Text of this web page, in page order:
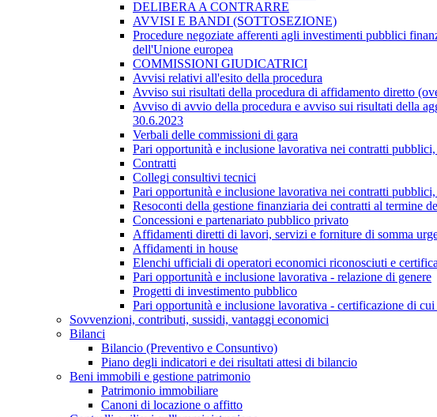
DELIBERA A CONTRARRE
AVVISI E BANDI (SOTTOSEZIONE)
Procedure negoziate afferenti agli investimenti pubblici
dell'Unione europea
COMMISSIONI GIUDICATRICI
Avvisi relativi all'esito della procedura
Avviso sui risultati della procedura di affidamento diretto
Avviso di avvio della procedura e avviso sui risultati della
30.6.2023
Verbali delle commissioni di gara
Pari opportunità e inclusione lavorativa nei contratti
Contratti
Collegi consultivi tecnici
Pari opportunità e inclusione lavorativa nei contratti
Resoconti della gestione finanziaria dei contratti al termine
Concessioni e partenariato pubblico privato
Affidamenti diretti di lavori, servizi e forniture di somma
Affidamenti in house
Elenchi ufficiali di operatori economici riconosciuti e
Pari opportunità e inclusione lavorativa - relazione di genere
Progetti di investimento pubblico
Pari opportunità e inclusione lavorativa - certificazione di
Sovvenzioni, contributi, sussidi, vantaggi economici
Bilanci
Bilancio (Preventivo e Consuntivo)
Piano degli indicatori e dei risultati attesi di bilancio
Beni immobili e gestione patrimonio
Patrimonio immobiliare
Canoni di locazione o affitto